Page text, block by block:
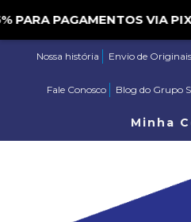
PAGAMENTOS VIA PIX
Nossa história Envio de Originais
Fale Conosco Blog do Grupo
Minha